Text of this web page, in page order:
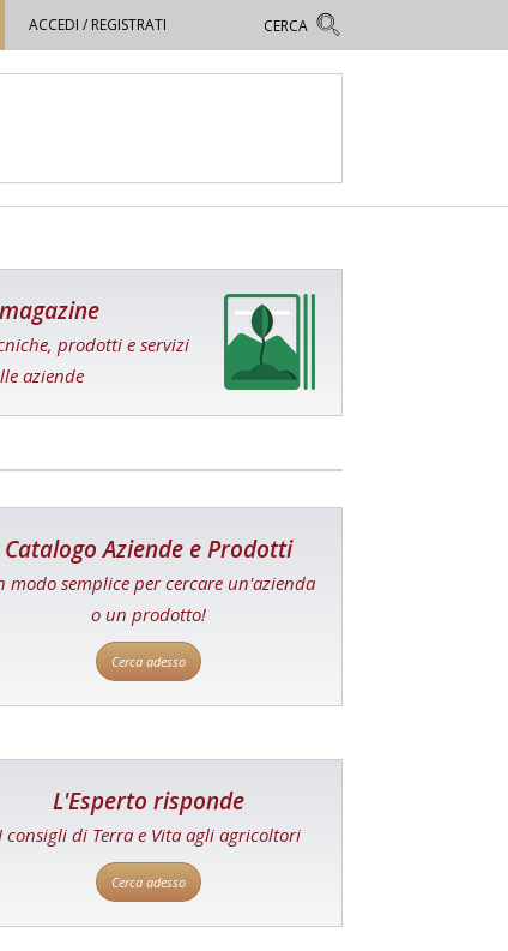
ACCEDI / REGISTRATI
prodotti e servizi
aziende
Catalogo Aziende e Prodotti
modo semplice per cercare un'azienda
o un prodotto!
Cerca adesso
L'Esperto risponde
consigli di Terra e Vita agli agricoltori
Cerca adesso